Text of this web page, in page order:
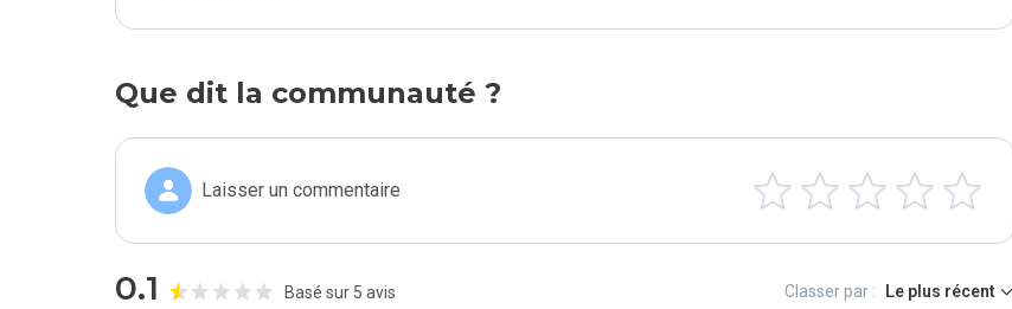
Que dit la communauté ?
Laisser un commentaire
0.1 Basé sur 5 avis Classer par : Le plus récent